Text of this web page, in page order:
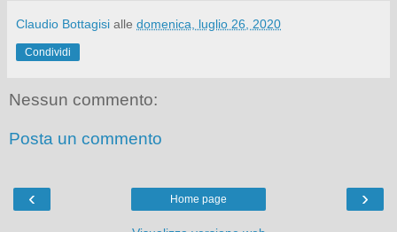
Claudio Bottagisi alle domenica, luglio 26, 2020
Condividi
Nessun commento:
Posta un commento
‹ ›
Home page